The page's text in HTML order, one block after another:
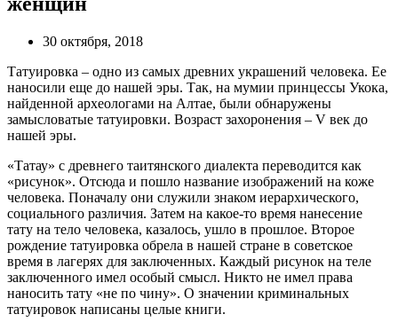
30 октября, 2018
Татуировка – одно из самых древних украшений человека. Ее
наносили еще до нашей эры. Так, на мумии принцессы Укока,
найденной археологами на Алтае, были обнаружены
замысловатые татуировки. Возраст захоронения – V век до
нашей эры.
«Татау» с древнего таитянского диалекта переводится как
«рисунок». Отсюда и пошло название изображений на коже
человека. Поначалу они служили знаком иерархического,
социального различия. Затем на какое-то время нанесение
тату на тело человека, казалось, ушло в прошлое. Второе
рождение татуировка обрела в нашей стране в советское
время в лагерях для заключенных. Каждый рисунок на теле
заключенного имел особый смысл. Никто не имел права
наносить тату «не по чину». О значении криминальных
татуировок написаны целые книги.